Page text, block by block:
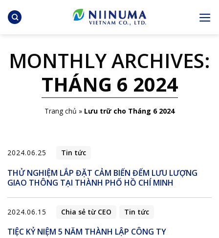
content
MONTHLY ARCHIVES:
THÁNG 6 2024
Trang chủ » Lưu trữ cho Tháng 6 2024
2024.06.25 Tin tức
THỬ NGHIỆM LẮP ĐẶT CẢM BIẾN ĐẾM LƯU LƯỢNG
GIAO THÔNG TẠI THÀNH PHỐ HỒ CHÍ MINH
2024.06.15 Chia sẻ từ CEO Tin tức
TIỆC KỶ NIỆM 5 NĂM THÀNH LẬP CÔNG TY